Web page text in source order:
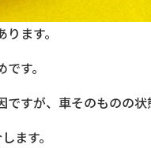
ます。
す。
すが、車そのものの状
ます。